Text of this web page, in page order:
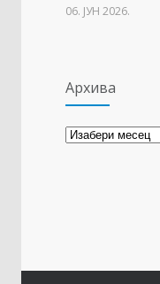
06. ЈУН 2026.
Архива
Архива